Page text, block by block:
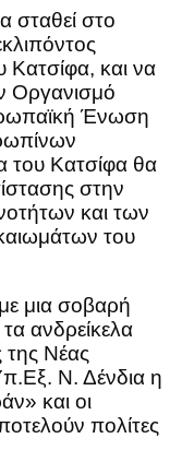
σταθεί στο
και να
Οργανισμό
Ένωση
του Κατσίφα θα
στην
και των
του
μια σοβαρή
ανδρείκελα
της Νέας
Ν. Δένδια η
και οι
πολίτες